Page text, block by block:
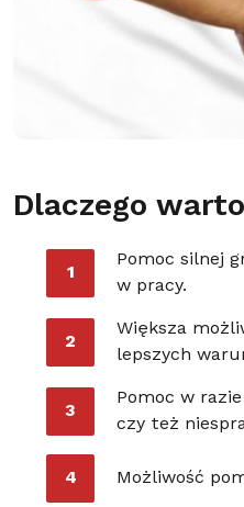
Dlaczego
1
Pomoc silnej
w pracy.
2
Większa
lepszych
3
Pomoc w
czy też
4 Możliwość